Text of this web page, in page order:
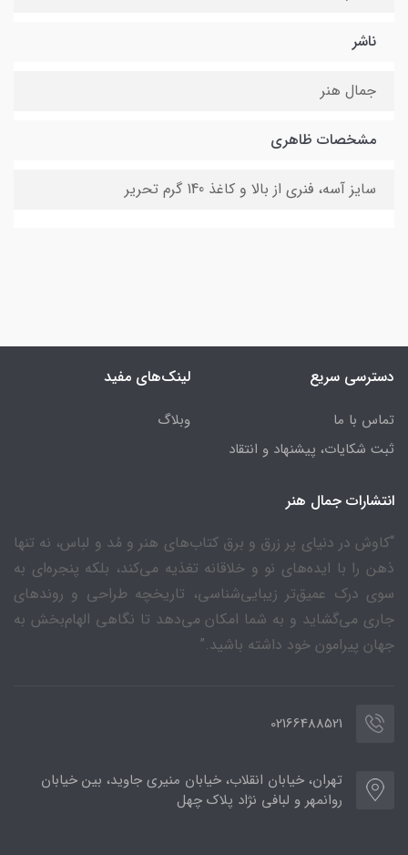
ناشر
جمال هنر
مشخصات ظاهری
سایز آسه، فنری از بالا و کاغذ 140 گرم تحریر
دسترسی سریع
تماس با ما
ثبت شکایات، پیشنهاد و انتقاد
لینک‌های مفید
وبلاگ
انتشارات جمال هنر
“کاوش در دنیای پر زرق و برق کتاب‌های هنر و مُد و لباس، نه تنها
ذهن را با ایده‌های نو و خلاقانه تغذیه می‌کند، بلکه پنجره‌ای به
سوی درک عمیق‌تر زیبایی‌شناسی، تاریخچه طراحی و روندهای
جاری می‌گشاید و به شما امکان می‌دهد تا نگاهی الهام‌بخش به
جهان پیرامون خود داشته باشید.”
02166488521
تهران، خیابان انقلاب، خیابان منیری جاوید، بین خیابان
روانمهر و لبافی نژاد پلاک چهل